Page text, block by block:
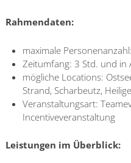
Rahmendaten:
maximale
Zeitumfang: 3 Std. und in
mögliche Locations:
Strand, Scharbeutz,
Veranstaltungsart:
Incentiveveranstaltung
Leistungen im Überblick: